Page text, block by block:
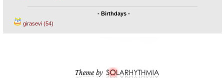
- Birthdays -
girasevi (54)